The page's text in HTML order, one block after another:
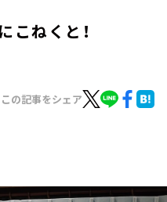
こねくと！
この記事をシェア